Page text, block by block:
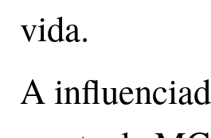
vida.
A